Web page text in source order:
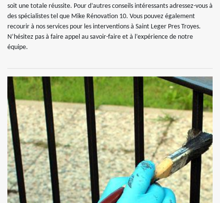
soit une totale réussite. Pour d’autres conseils intéressants adressez-vous à
des spécialistes tel que Mike Rénovation 10. Vous pouvez également
recourir à nos services pour les interventions à Saint Leger Pres Troyes.
N’hésitez pas à faire appel au savoir-faire et à l’expérience de notre
équipe.